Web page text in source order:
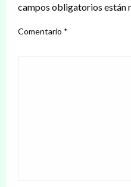
campos obligatorios están
Comentario *